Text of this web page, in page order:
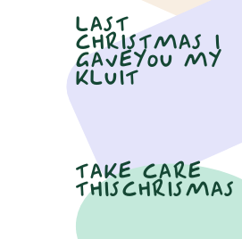
LAST
CHRISTMAS I
GAVEYOU MY
KLUIT
TAKE CARE
THISCHRISMAS